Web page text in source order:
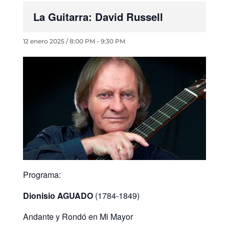
La Guitarra: David Russell
12 enero 2025 / 8:00 PM- 9:30 PM
Programa:
Dionisio AGUADO (1784-1849)
Andante y Rondó en Mi Mayor